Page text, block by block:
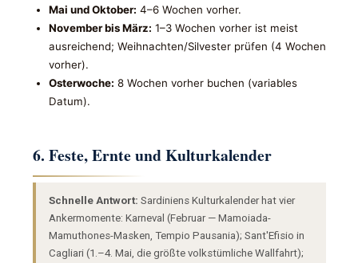
Mai und Oktober: 4–6 Wochen vorher.
November bis März: 1–3 Wochen vorher ist meist
ausreichend; Weihnachten/Silvester prüfen (4 Wochen
vorher).
Osterwoche: 8 Wochen vorher buchen (variables
Datum).
6. Feste, Ernte und Kulturkalender
Schnelle Antwort: Sardiniens Kulturkalender hat vier
Ankermomente: Karneval (Februar — Mamoiada-
Mamuthones-Masken, Tempio Pausania); Sant'Efisio in
Cagliari (1.–4. Mai, die größte volkstümliche Wallfahrt);